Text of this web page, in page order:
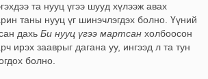
та нууц үгээ шууд хүлээж авах
таны нууц үг шинэчлэгдэх болно. Үүний
дахь Би нууц үгээ мартсан холбоосон
ирэх зааврыг дагана уу, ингээд л та тун
болно.